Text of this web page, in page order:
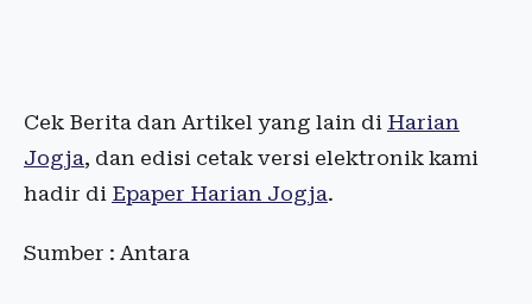
Cek Berita dan Artikel yang lain di Harian
Jogja, dan edisi cetak versi elektronik kami
hadir di Epaper Harian Jogja.
Sumber : Antara